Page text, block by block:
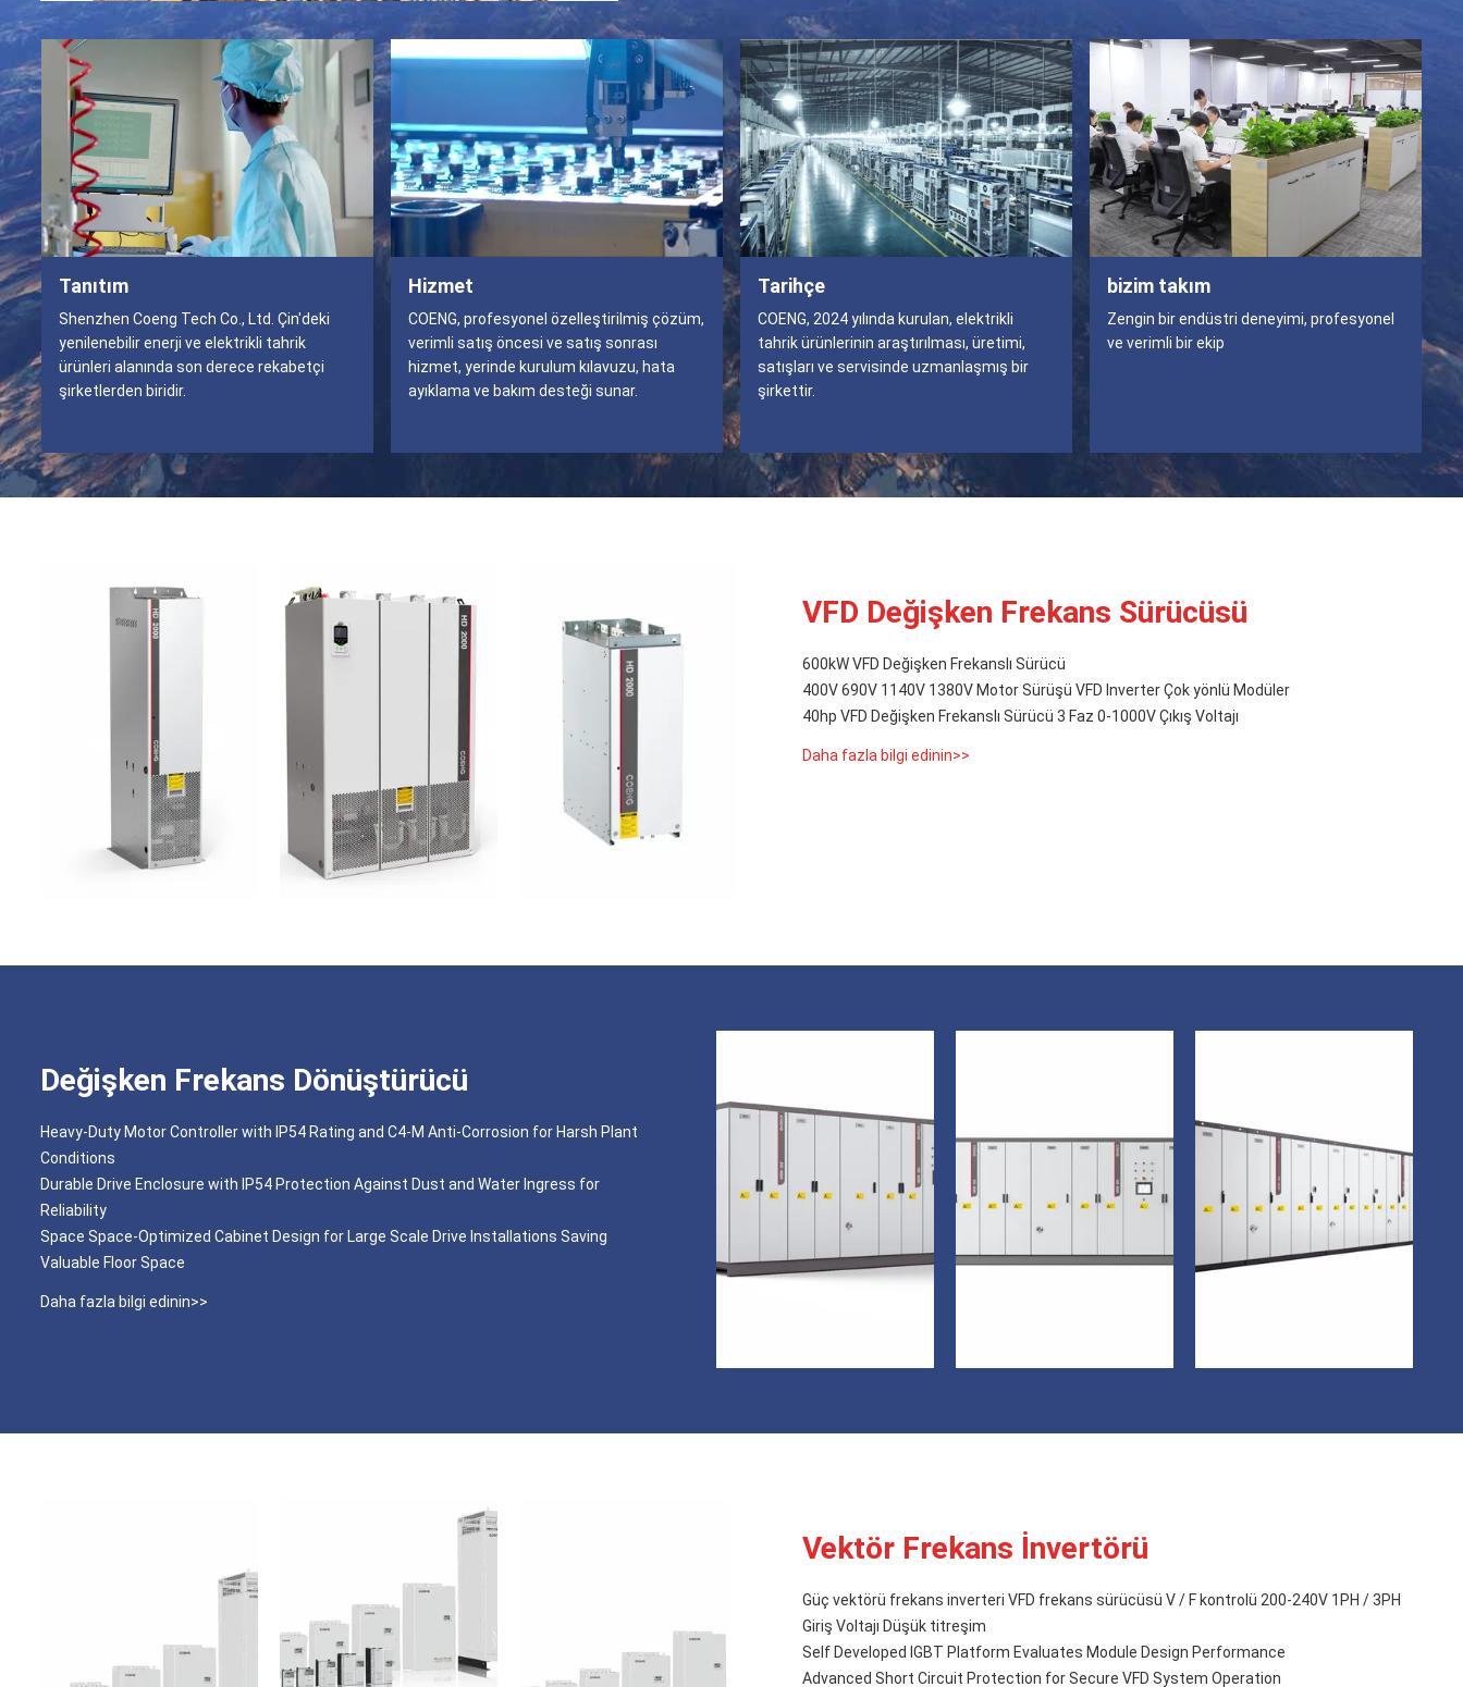
Tanıtım
Shenzhen Coeng Tech Co., Ltd. Çin'deki
yenilenebilir enerji ve elektrikli tahrik
ürünleri alanında son derece rekabetçi
şirketlerden biridir.
Hizmet
COENG, profesyonel özelleştirilmiş çözüm,
verimli satış öncesi ve satış sonrası
hizmet, yerinde kurulum kılavuzu, hata
ayıklama ve bakım desteği sunar.
Tarihçe
COENG, 2024 yılında kurulan, elektrikli
tahrik ürünlerinin araştırılması, üretimi,
satışları ve servisinde uzmanlaşmış bir
şirkettir.
bizim takım
Zengin bir endüstri deneyimi, profesyonel
ve verimli bir ekip
VFD Değişken Frekans Sürücüsü
600kW VFD Değişken Frekanslı Sürücü
400V 690V 1140V 1380V Motor Sürüşü VFD Inverter Çok yönlü Modüler
40hp VFD Değişken Frekanslı Sürücü 3 Faz 0-1000V Çıkış Voltajı
Daha fazla bilgi edinin>>
Değişken Frekans Dönüştürücü
Heavy-Duty Motor Controller with IP54 Rating and C4-M Anti-Corrosion for Harsh Plant
Conditions
Durable Drive Enclosure with IP54 Protection Against Dust and Water Ingress for
Reliability
Space Space-Optimized Cabinet Design for Large Scale Drive Installations Saving
Valuable Floor Space
Daha fazla bilgi edinin>>
Vektör Frekans İnvertörü
Güç vektörü frekans inverteri VFD frekans sürücüsü V / F kontrolü 200-240V 1PH / 3PH
Giriş Voltajı Düşük titreşim
Self Developed IGBT Platform Evaluates Module Design Performance
Advanced Short Circuit Protection for Secure VFD System Operation